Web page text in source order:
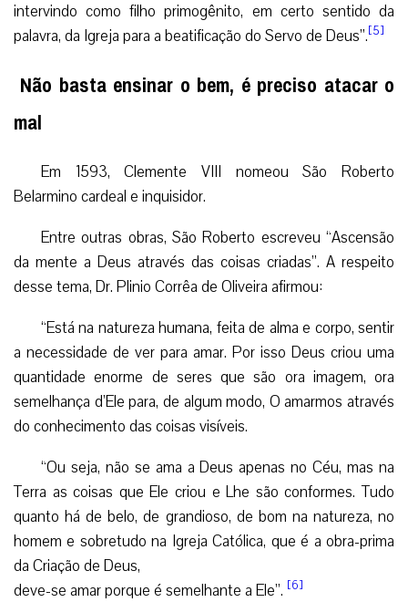
intervindo como filho primogênito, em certo sentido da
palavra, da Igreja para a beatificação do Servo de Deus”.[5]
Não basta ensinar o bem, é preciso atacar o
mal
Em 1593, Clemente VIII nomeou São Roberto
Belarmino cardeal e inquisidor.
Entre outras obras, São Roberto escreveu “Ascensão
da mente a Deus através das coisas criadas”. A respeito
desse tema, Dr. Plinio Corrêa de Oliveira afirmou:
“Está na natureza humana, feita de alma e corpo, sentir
a necessidade de ver para amar. Por isso Deus criou uma
quantidade enorme de seres que são ora imagem, ora
semelhança d’Ele para, de algum modo, O amarmos através
do conhecimento das coisas visíveis.
“Ou seja, não se ama a Deus apenas no Céu, mas na
Terra as coisas que Ele criou e Lhe são conformes. Tudo
quanto há de belo, de grandioso, de bom na natureza, no
homem e sobretudo na Igreja Católica, que é a obra-prima
da Criação de Deus,
deve-se amar porque é semelhante a Ele”. [6]